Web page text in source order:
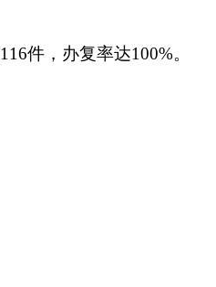
116件，办复率达100%。